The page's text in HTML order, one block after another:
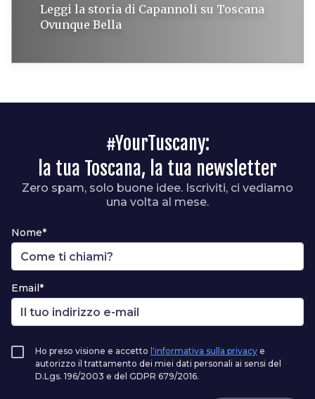
Leggi la storia di Capannoli su Toscana
Ovunque Bella
#YourTuscany:
la tua Toscana, la tua newsletter
Zero spam, solo buone idee. Iscriviti, ci vediamo
una volta al mese.
Nome*
Email*
Ho preso visione e accetto l'informativa sulla privacy e
autorizzo il trattamento dei miei dati personali ai sensi del
D.Lgs. 196/2003 e del GDPR 679/2016.